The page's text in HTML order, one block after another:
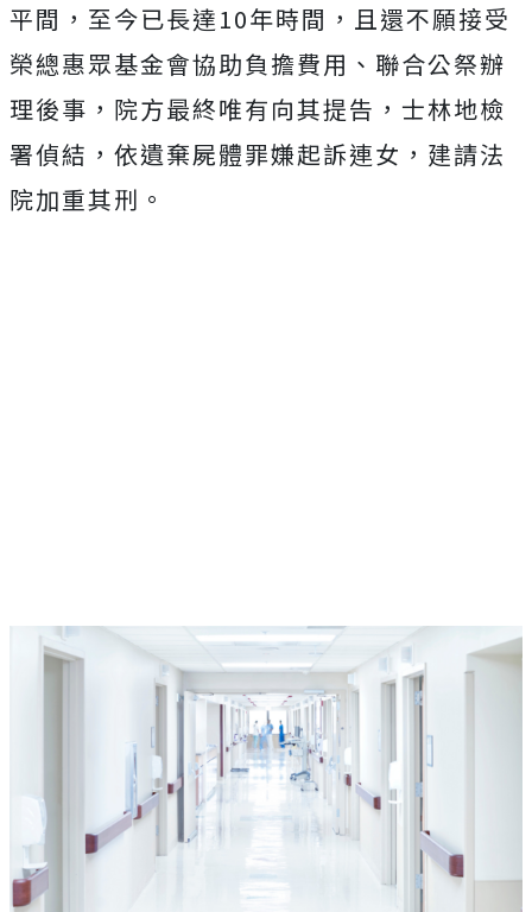
平間，至今已長達10年時間，且還不願接受
榮總惠眾基金會協助負擔費用、聯合公祭辦
理後事，院方最終唯有向其提告，士林地檢
署偵結，依遺棄屍體罪嫌起訴連女，建請法
院加重其刑。